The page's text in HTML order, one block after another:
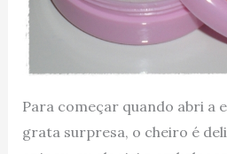
Para começar quando abri a
grata surpresa, o cheiro é